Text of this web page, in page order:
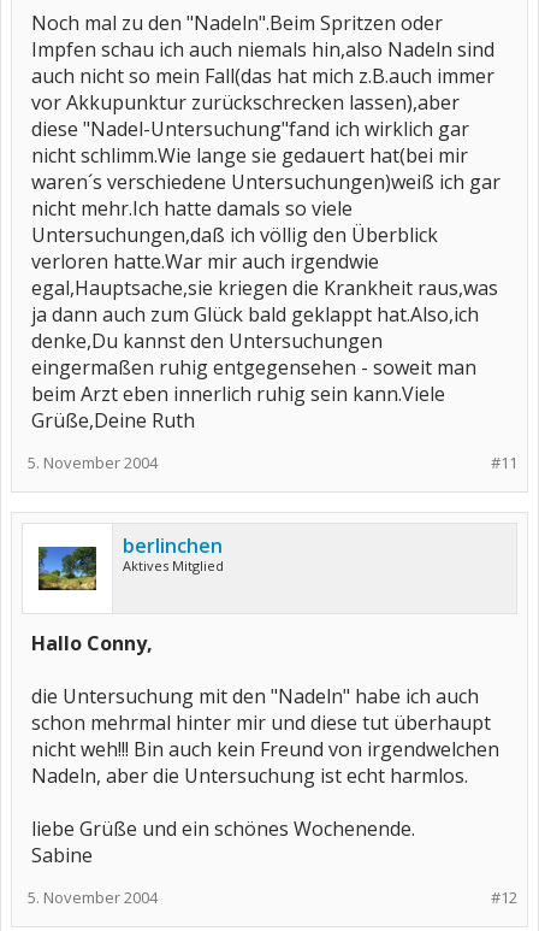
Noch mal zu den "Nadeln".Beim Spritzen oder
Impfen schau ich auch niemals hin,also Nadeln sind
auch nicht so mein Fall(das hat mich z.B.auch immer
vor Akkupunktur zurückschrecken lassen),aber
diese "Nadel-Untersuchung"fand ich wirklich gar
nicht schlimm.Wie lange sie gedauert hat(bei mir
waren´s verschiedene Untersuchungen)weiß ich gar
nicht mehr.Ich hatte damals so viele
Untersuchungen,daß ich völlig den Überblick
verloren hatte.War mir auch irgendwie
egal,Hauptsache,sie kriegen die Krankheit raus,was
ja dann auch zum Glück bald geklappt hat.Also,ich
denke,Du kannst den Untersuchungen
eingermaßen ruhig entgegensehen - soweit man
beim Arzt eben innerlich ruhig sein kann.Viele
Grüße,Deine Ruth
#11
5. November 2004
berlinchen
Aktives Mitglied
Hallo Conny,
die Untersuchung mit den "Nadeln" habe ich auch
schon mehrmal hinter mir und diese tut überhaupt
nicht weh!!! Bin auch kein Freund von irgendwelchen
Nadeln, aber die Untersuchung ist echt harmlos.
liebe Grüße und ein schönes Wochenende.
Sabine
#12
5. November 2004